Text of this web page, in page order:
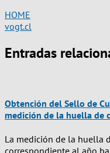
HOME
vogt.cl
Entradas
Obtención del Sello de
medición de la huella de
La medición de la huella